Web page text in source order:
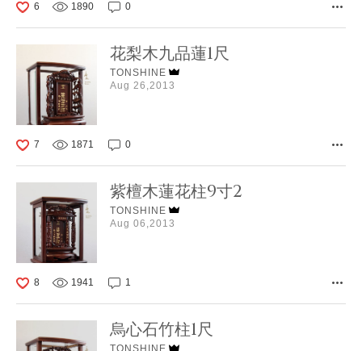
6 1890 0
花梨木九品蓮1尺
TONSHINE
Aug 26,2013
7 1871 0
紫檀木蓮花柱9寸2
TONSHINE
Aug 06,2013
8 1941 1
烏心石竹柱1尺
TONSHINE